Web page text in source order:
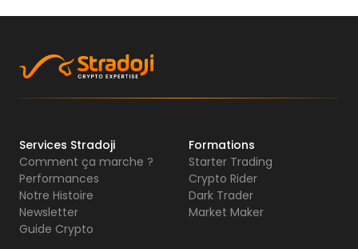
Services Stradoji
Comment ça marche ?
Performances
Notre Histoire
Newsletter
Guide Crypto
Formations
Starter Trading
Crypto Rider
Dark Trader
Market Maker